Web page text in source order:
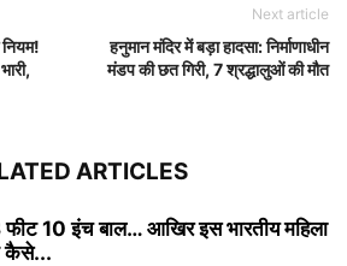
Next article
हनुमान मंदिर में बड़ा हादसा: निर्माणाधीन
मंडप की छत गिरी, 7 श्रद्धालुओं की मौत
ARTICLES
10 इंच बाल… आखिर इस भारतीय महिला
कैसे...